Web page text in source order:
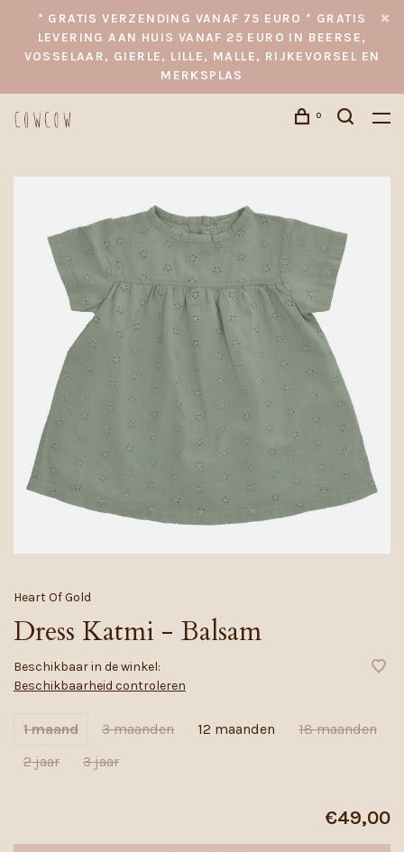
* GRATIS VERZENDING VANAF 75 EURO * GRATIS
LEVERING AAN HUIS VANAF 25 EURO IN BEERSE,
VOSSELAAR, GIERLE, LILLE, MALLE, RIJKEVORSEL EN
MERKSPLAS
0
Heart Of Gold
Dress Katmi - Balsam
Beschikbaar in de winkel:
Beschikbaarheid controleren
1 maand 3 maanden 12 maanden
18 maanden
2 jaar
3 jaar
€49,00